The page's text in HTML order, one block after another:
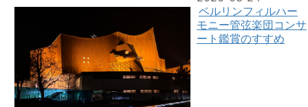
ベルリンフィルハー
モニー管弦楽団コンサ
ート鑑賞のすすめ